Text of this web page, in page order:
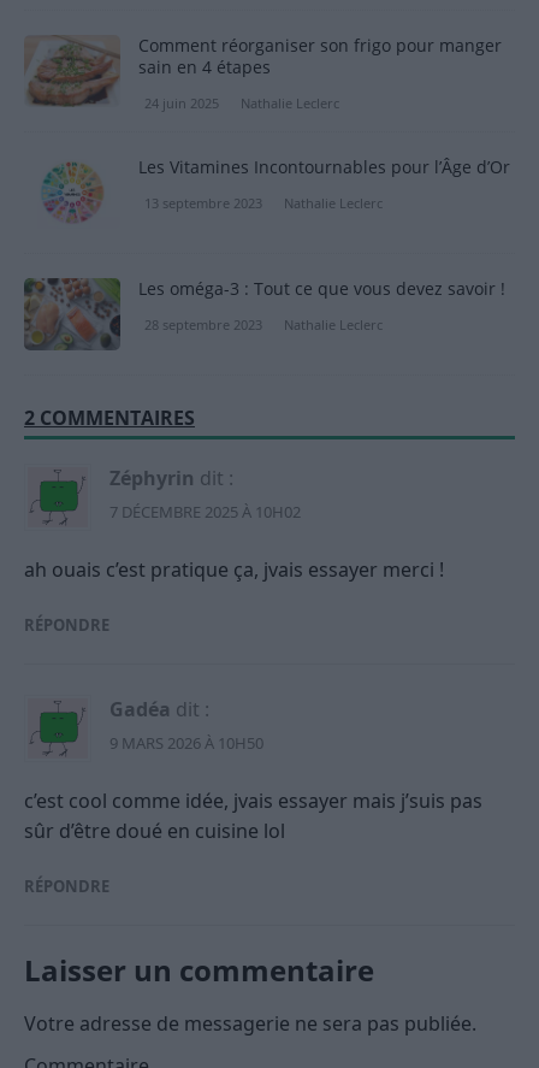
Comment réorganiser son frigo pour manger
sain en 4 étapes
24 juin 2025 Nathalie Leclerc
Les Vitamines Incontournables pour l’Âge d’Or
13 septembre 2023 Nathalie Leclerc
Les oméga-3 : Tout ce que vous devez savoir !
28 septembre 2023 Nathalie Leclerc
2 COMMENTAIRES
Zéphyrin dit :
7 DÉCEMBRE 2025 À 10H02
ah ouais c’est pratique ça, jvais essayer merci !
RÉPONDRE
Gadéa dit :
9 MARS 2026 À 10H50
c’est cool comme idée, jvais essayer mais j’suis pas
sûr d’être doué en cuisine lol
RÉPONDRE
Laisser un commentaire
Votre adresse de messagerie ne sera pas publiée.